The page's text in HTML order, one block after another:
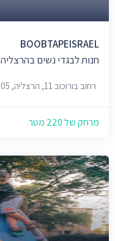
BOOBTAPEISRAEL
חנות לבגדי נשים בהרצליה
רחוב בורוכוב 11, הרצליה, 4624105
מרחק של 220 מטר